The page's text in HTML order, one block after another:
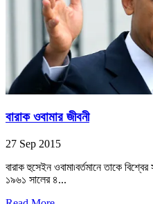
বারাক ওবামার জীবনী
27 Sep 2015
বারাক হুসেইন ওবামা৷বর্তমানে তাকে
১৯৬১ সালের ৪...